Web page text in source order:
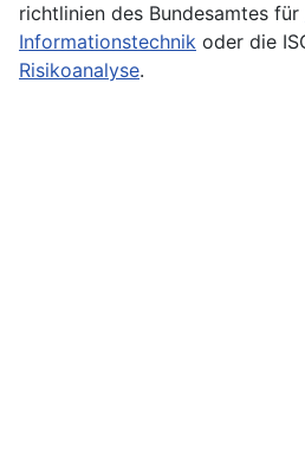
richtlinien des Bundesamtes für
Informationstechnik oder die
Risikoanalyse.